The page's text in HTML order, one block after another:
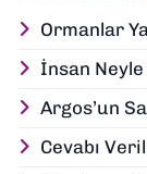
Ormanlar
İnsan
Argos’un
Cevabı